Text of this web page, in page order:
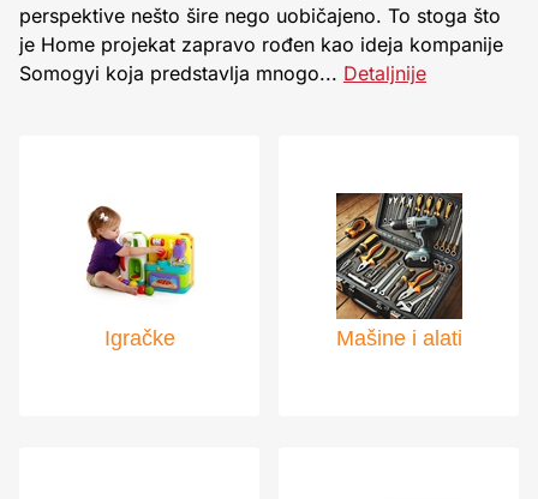
perspektive nešto šire nego uobičajeno. To stoga što
je Home projekat zapravo rođen kao ideja kompanije
Somogyi koja predstavlja mnogo... Detaljnije
Igračke Mašine i alati